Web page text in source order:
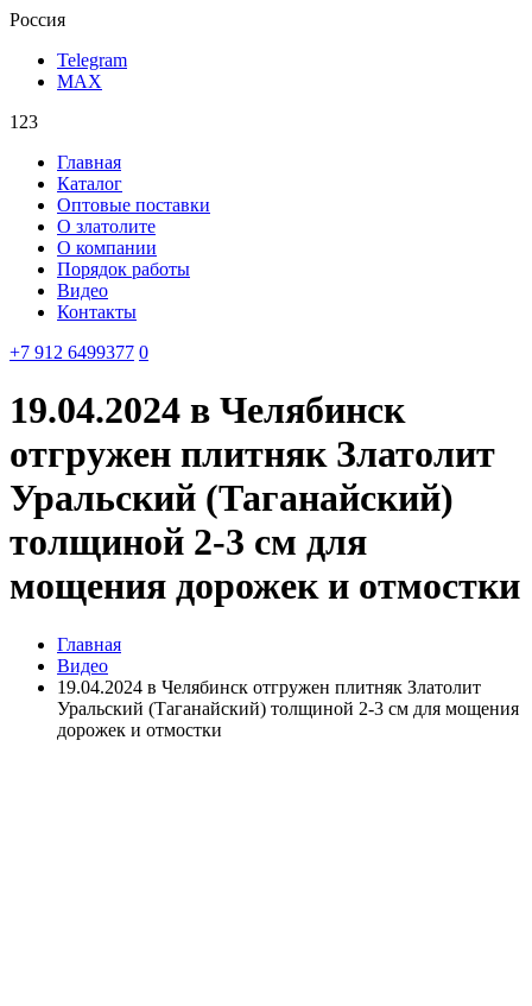
Россия
Telegram
MAX
123
Главная
Каталог
Оптовые поставки
О златолите
О компании
Порядок работы
Видео
Контакты
‪+7 912 6499377‬ 0
19.04.2024 в Челябинск
отгружен плитняк Златолит
Уральский (Таганайский)
толщиной 2-3 см для
мощения дорожек и отмостки
Главная
Видео
19.04.2024 в Челябинск отгружен плитняк Златолит
Уральский (Таганайский) толщиной 2-3 см для мощения
дорожек и отмостки